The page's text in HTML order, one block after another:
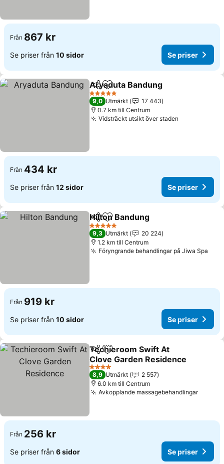
Från 867 kr
Se priser från 10 sidor Se priser
Dela Lägg till i Mina Favoriter
Aryaduta Bandung
5 Stjärnor
9,0 Utmärkt
17 443
0.7 km till Centrum
Vidsträckt utsikt över staden
Från 434 kr
Se priser från 12 sidor Se priser
Dela Lägg till i Mina Favoriter
Hilton Bandung
5 Stjärnor
9,3 Utmärkt
20 224
1.2 km till Centrum
Föryngrande behandlingar på Jiwa Spa
Från 919 kr
Se priser från 10 sidor Se priser
Dela Lägg till i Mina Favoriter
Techieroom Swift At
Clove Garden Residence
4 Stjärnor
8,9 Utmärkt
2 557
6.0 km till Centrum
Avkopplande massagebehandlingar
Från 256 kr
Se priser från 6 sidor Se priser